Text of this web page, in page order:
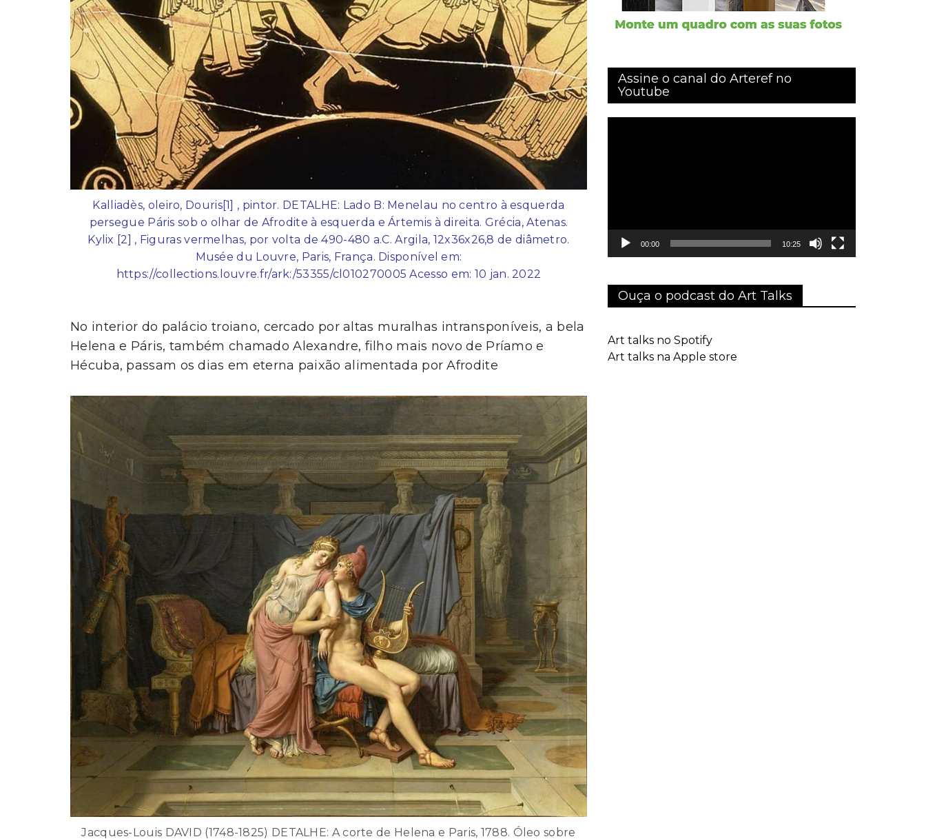
Kalliadès, oleiro, Douris[1] , pintor. DETALHE: Lado B: Menelau no centro à esquerda
persegue Páris sob o olhar de Afrodite à esquerda e Ártemis à direita. Grécia, Atenas.
Kylix [2] , Figuras vermelhas, por volta de 490-480 a.C. Argila, 12x36x26,8 de diâmetro.
Musée du Louvre, Paris, França. Disponível em:
https://collections.louvre.fr/ark:/53355/cl010270005 Acesso em: 10 jan. 2022
No interior do palácio troiano, cercado por altas muralhas intransponíveis, a bela
Helena e Páris, também chamado Alexandre, filho mais novo de Príamo e
Hécuba, passam os dias em eterna paixão alimentada por Afrodite
Jacques-Louis DAVID (1748-1825) DETALHE: A corte de Helena e Paris, 1788. Óleo sobre
Assine o canal do Arteref no
Youtube
00:00 10:25
Ouça o podcast do Art Talks
Art talks no Spotify
Art talks na Apple store